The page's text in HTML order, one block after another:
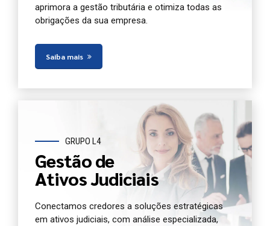
aprimora a gestão tributária e otimiza todas as
obrigações da sua empresa.
Saiba mais
GRUPO L4
Gestão de
Ativos Judiciais
Conectamos credores a soluções estratégicas
em ativos judiciais, com análise especializada,